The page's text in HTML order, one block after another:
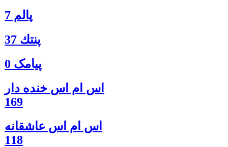
پالم 7
پنتك 37
پیامک 0
اس ام اس خنده دار
169
اس ام اس عاشقانه
118